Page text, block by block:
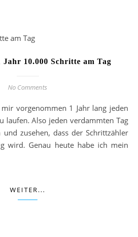
10.000 Schritte am Tag
No Comments
laufen. Also jeden verdammten Tag
zusehen, dass der Schrittzähler
wird. Genau heute habe ich mein
WEITER...